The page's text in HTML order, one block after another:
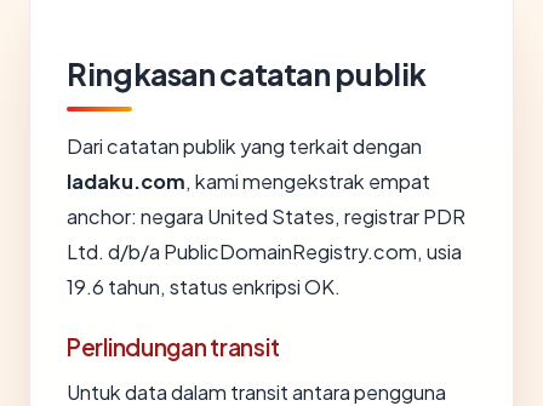
Ringkasan catatan publik
Dari catatan publik yang terkait dengan
ladaku.com, kami mengekstrak empat
anchor: negara United States, registrar PDR
Ltd. d/b/a PublicDomainRegistry.com, usia
19.6 tahun, status enkripsi OK.
Perlindungan transit
Untuk data dalam transit antara pengguna